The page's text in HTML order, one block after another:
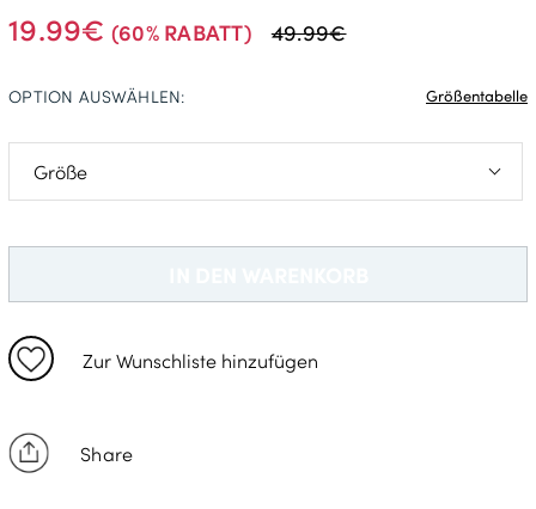
19.99€ (60% RABATT) 49.99€
Zur Wunschliste hinzufügen
Share
L
XL
3XL
OPTION AUSWÄHLEN: Größentabelle